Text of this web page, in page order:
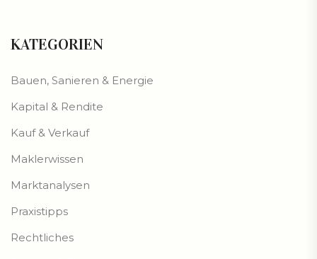
KATEGORIEN
Bauen, Sanieren & Energie
Kapital & Rendite
Kauf & Verkauf
Maklerwissen
Marktanalysen
Praxistipps
Rechtliches